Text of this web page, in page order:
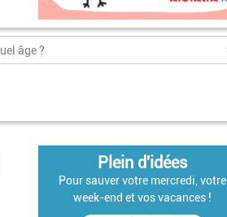
Plein d'idées
Pour sauver votre mercredi, votre
week-end et vos vacances !